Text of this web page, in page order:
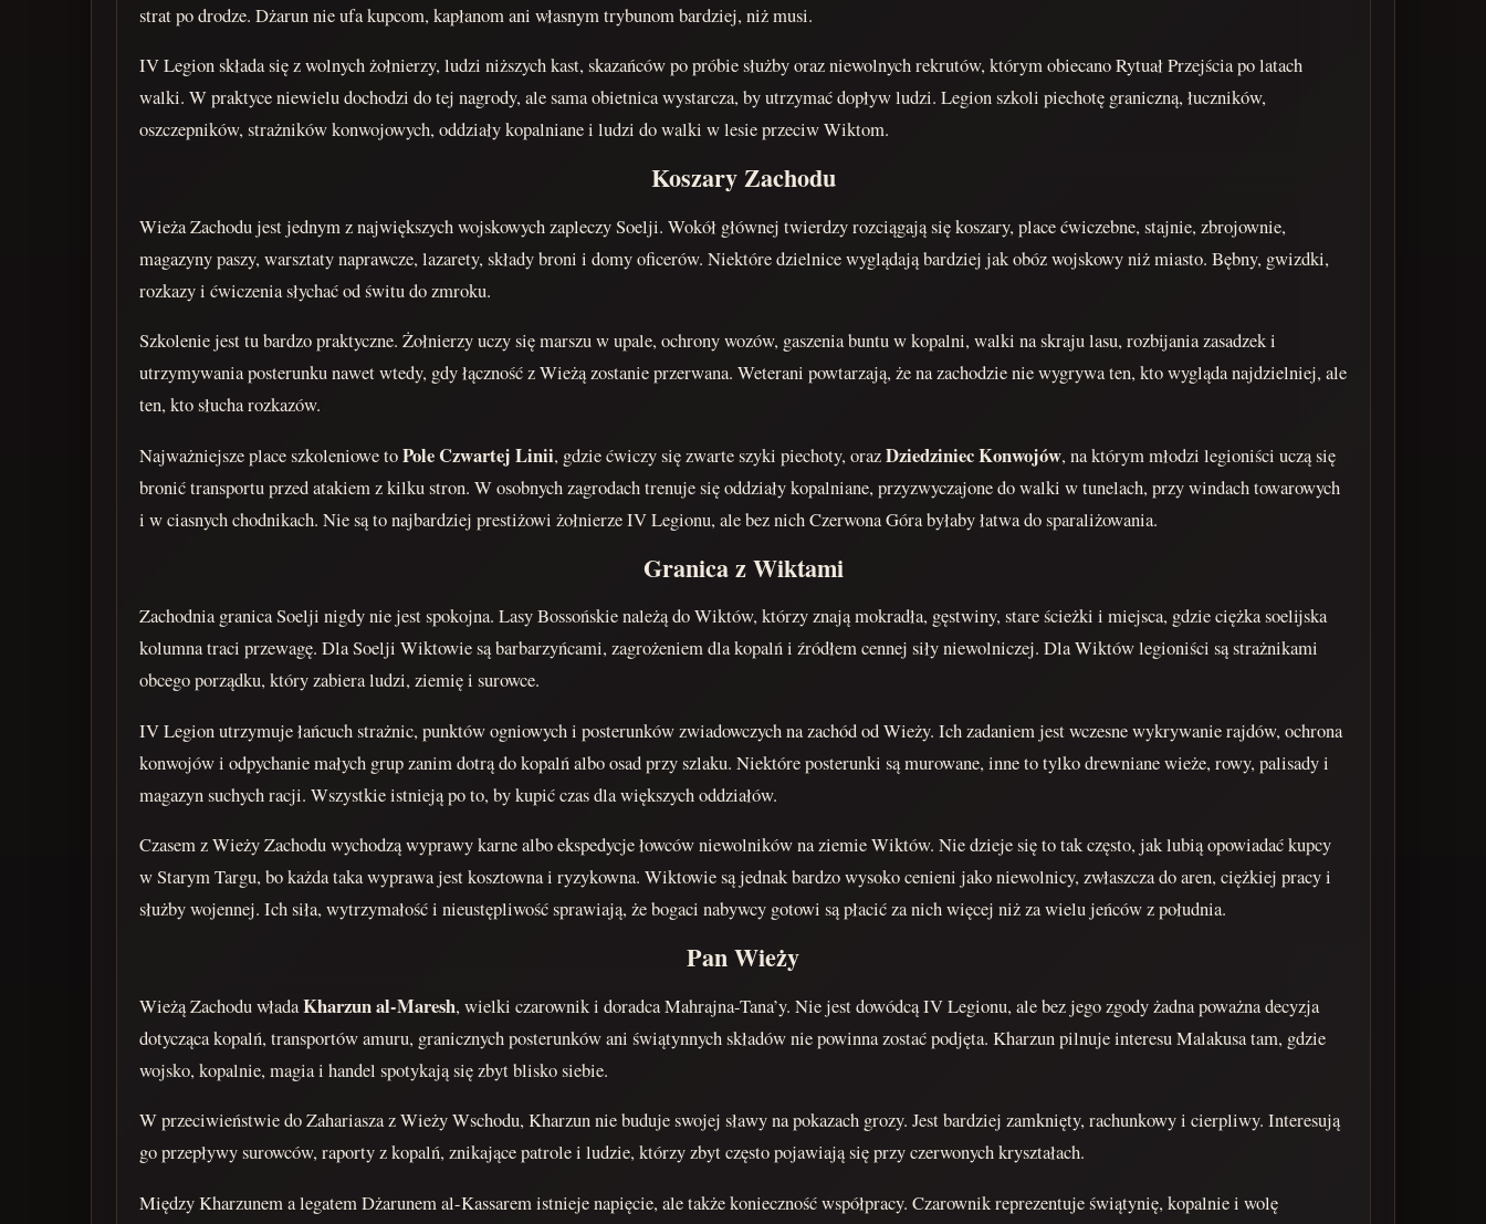
strat po drodze. Dżarun nie ufa kupcom, kapłanom ani własnym trybunom bardziej, niż musi.
IV Legion składa się z wolnych żołnierzy, ludzi niższych kast, skazańców po próbie służby oraz niewolnych rekrutów, którym obiecano Rytuał Przejścia po latach
walki. W praktyce niewielu dochodzi do tej nagrody, ale sama obietnica wystarcza, by utrzymać dopływ ludzi. Legion szkoli piechotę graniczną, łuczników,
oszczepników, strażników konwojowych, oddziały kopalniane i ludzi do walki w lesie przeciw Wiktom.
Koszary Zachodu
Wieża Zachodu jest jednym z największych wojskowych zapleczy Soelji. Wokół głównej twierdzy rozciągają się koszary, place ćwiczebne, stajnie, zbrojownie,
magazyny paszy, warsztaty naprawcze, lazarety, składy broni i domy oficerów. Niektóre dzielnice wyglądają bardziej jak obóz wojskowy niż miasto. Bębny, gwizdki,
rozkazy i ćwiczenia słychać od świtu do zmroku.
Szkolenie jest tu bardzo praktyczne. Żołnierzy uczy się marszu w upale, ochrony wozów, gaszenia buntu w kopalni, walki na skraju lasu, rozbijania zasadzek i
utrzymywania posterunku nawet wtedy, gdy łączność z Wieżą zostanie przerwana. Weterani powtarzają, że na zachodzie nie wygrywa ten, kto wygląda najdzielniej, ale
ten, kto słucha rozkazów.
Najważniejsze place szkoleniowe toPole Czwartej Linii, gdzie ćwiczy się zwarte szyki piechoty, orazDziedziniec Konwojów, na którym młodzi legioniści uczą się
bronić transportu przed atakiem z kilku stron. W osobnych zagrodach trenuje się oddziały kopalniane, przyzwyczajone do walki w tunelach, przy windach towarowych
i w ciasnych chodnikach. Nie są to najbardziej prestiżowi żołnierze IV Legionu, ale bez nich Czerwona Góra byłaby łatwa do sparaliżowania.
Granica z Wiktami
Zachodnia granica Soelji nigdy nie jest spokojna. Lasy Bossońskie należą do Wiktów, którzy znają mokradła, gęstwiny, stare ścieżki i miejsca, gdzie ciężka soelijska
kolumna traci przewagę. Dla Soelji Wiktowie są barbarzyńcami, zagrożeniem dla kopalń i źródłem cennej siły niewolniczej. Dla Wiktów legioniści są strażnikami
obcego porządku, który zabiera ludzi, ziemię i surowce.
IV Legion utrzymuje łańcuch strażnic, punktów ogniowych i posterunków zwiadowczych na zachód od Wieży. Ich zadaniem jest wczesne wykrywanie rajdów, ochrona
konwojów i odpychanie małych grup zanim dotrą do kopalń albo osad przy szlaku. Niektóre posterunki są murowane, inne to tylko drewniane wieże, rowy, palisady i
magazyn suchych racji. Wszystkie istnieją po to, by kupić czas dla większych oddziałów.
Czasem z Wieży Zachodu wychodzą wyprawy karne albo ekspedycje łowców niewolników na ziemie Wiktów. Nie dzieje się to tak często, jak lubią opowiadać kupcy
w Starym Targu, bo każda taka wyprawa jest kosztowna i ryzykowna. Wiktowie są jednak bardzo wysoko cenieni jako niewolnicy, zwłaszcza do aren, ciężkiej pracy i
służby wojennej. Ich siła, wytrzymałość i nieustępliwość sprawiają, że bogaci nabywcy gotowi są płacić za nich więcej niż za wielu jeńców z południa.
Pan Wieży
Wieżą Zachodu władaKharzun al-Maresh, wielki czarownik i doradca Mahrajna-Tana’y. Nie jest dowódcą IV Legionu, ale bez jego zgody żadna poważna decyzja
dotycząca kopalń, transportów amuru, granicznych posterunków ani świątynnych składów nie powinna zostać podjęta. Kharzun pilnuje interesu Malakusa tam, gdzie
wojsko, kopalnie, magia i handel spotykają się zbyt blisko siebie.
W przeciwieństwie do Zahariasza z Wieży Wschodu, Kharzun nie buduje swojej sławy na pokazach grozy. Jest bardziej zamknięty, rachunkowy i cierpliwy. Interesują
go przepływy surowców, raporty z kopalń, znikające patrole i ludzie, którzy zbyt często pojawiają się przy czerwonych kryształach.
Między Kharzunem a legatem Dżarunem al-Kassarem istnieje napięcie, ale także konieczność współpracy. Czarownik reprezentuje świątynię, kopalnie i wolę